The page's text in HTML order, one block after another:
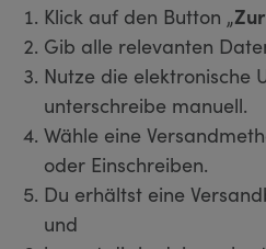
Klick auf den Button „
Gib alle relevanten
Nutze die elektronische
unterschreibe manuell.
Wähle eine
oder Einschreiben.
Du erhältst eine
und